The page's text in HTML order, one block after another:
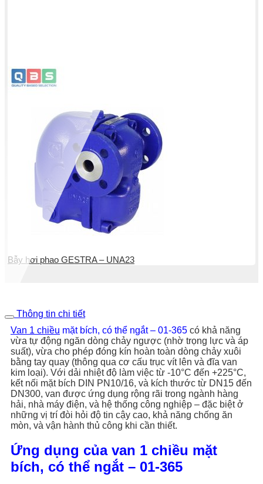
Bẫy hơi phao GESTRA – UNA23
Thông tin chi tiết
Van 1 chiều mặt bích, có thể ngắt – 01-365 có khả năng
vừa tự động ngăn dòng chảy ngược (nhờ trọng lực và áp
suất), vừa cho phép đóng kín hoàn toàn dòng chảy xuôi
bằng tay quay (thông qua cơ cấu trục vít lên và đĩa van
kim loại). Với dải nhiệt độ làm việc từ -10°C đến +225°C,
kết nối mặt bích DIN PN10/16, và kích thước từ DN15 đến
DN300, van được ứng dụng rộng rãi trong ngành hàng
hải, nhà máy điện, và hệ thống công nghiệp – đặc biệt ở
những vị trí đòi hỏi độ tin cậy cao, khả năng chống ăn
mòn, và vận hành thủ công khi cần thiết.
Ứng dụng của van 1 chiều mặt
bích, có thể ngắt – 01-365